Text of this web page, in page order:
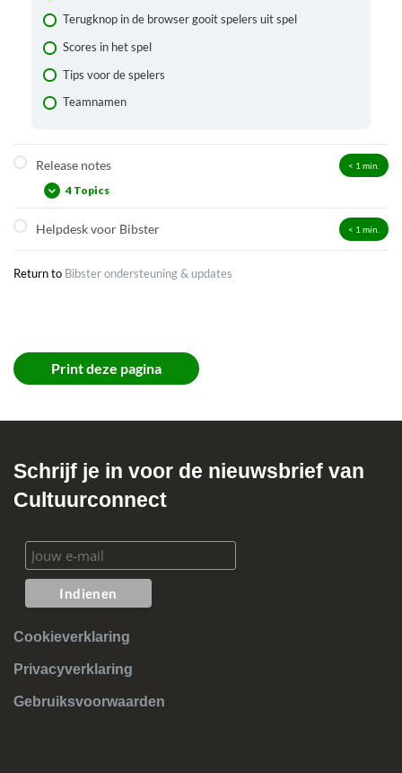
Terugknop in de browser gooit spelers uit spel
Scores in het spel
Tips voor de spelers
Teamnamen
Release notes < 1 min.
4 Topics
16 juni 2026
Helpdesk voor Bibster < 1 min.
Return to Bibster ondersteuning & updates
Print deze pagina
Schrijf je in voor de nieuwsbrief van
Cultuurconnect
Cookieverklaring
Privacyverklaring
Gebruiksvoorwaarden